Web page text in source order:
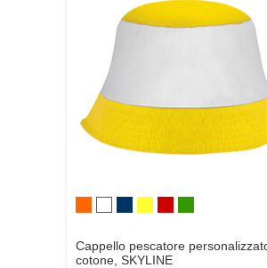
Cappello pescatore
cotone, SKYLINE